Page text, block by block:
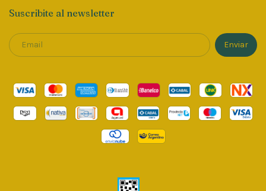
Suscribite al newsletter